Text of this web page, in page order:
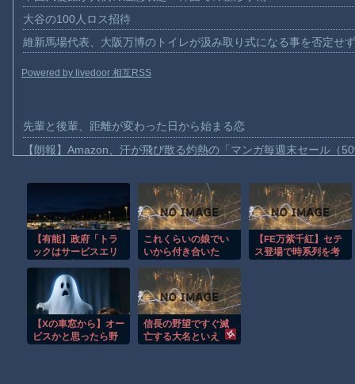
大谷の100人ロス招待
維新馬場代表、大阪万博のトイレが汲み取り式になる事を否定せ
Powered by livedoor 相互RSS
先輩と後輩、距離が変わった日から始まる恋
【朗報】Amazon、汗が飛び散る灼熱の「マンガ毎週末セール（
子供向け漫画、謎の闇の大会に参加しがち問題
【動画】ロシアの空挺兵、パラシュートが開かずに墜落してしま
【動画】両方馬鹿（笑）ミニストップでトラックと衝突したドラ
【動画】野菜売りのおじさんにドローンを特攻させるおそロシア
【朗報】大人気漫画「GANTZ」がAmazonでなんと全巻100円ｗ
まだ墓石があるだけマシと見るべきか。今はもう合葬墓ばかり
【有能】政府「トラ
ックはサービスエリ
サボらず走るし流問
題解決じゃね？」
これくらいの娘でい
いから付き合いた
【FE万紫千紅】セテ
ス登場で時系列を考
【Xの車窓から】オー
ビスかと思ったら野
信長の野望ですぐ滅
亡する大名といえ